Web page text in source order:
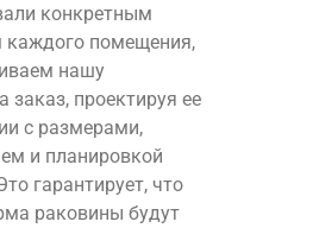
конкретным
каждого помещения,
нашу
заказ, проектируя ее
с размерами,
и планировкой
гарантирует, что
раковины будут